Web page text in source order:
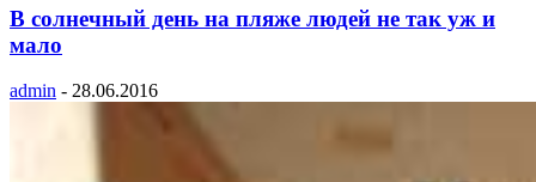
В солнечный день на пляже людей не так уж и
мало
admin - 28.06.2016